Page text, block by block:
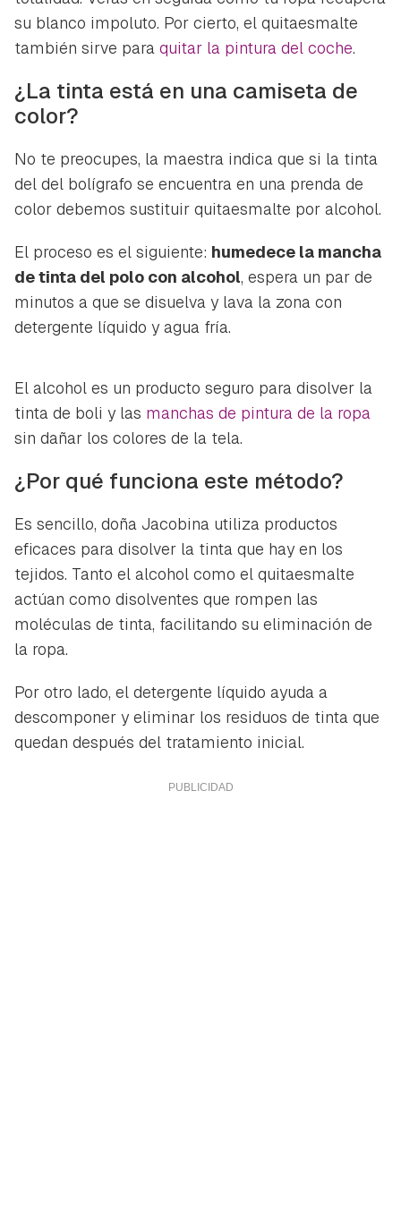
INICIAR SESIÓN CANCELAR
su blanco impoluto. Por cierto, el quitaesmalte
también sirve para quitar la pintura del coche.
¿La tinta está en una camiseta de
color?
No te preocupes, la maestra indica que si la tinta
del del bolígrafo se encuentra en una prenda de
color debemos sustituir quitaesmalte por alcohol.
El proceso es el siguiente: humedece la mancha
de tinta del polo con alcohol, espera un par de
minutos a que se disuelva y lava la zona con
detergente líquido y agua fría.
El alcohol es un producto seguro para disolver la
tinta de boli y las manchas de pintura de la ropa
sin dañar los colores de la tela.
¿Por qué funciona este método?
Es sencillo, doña Jacobina utiliza productos
eficaces para disolver la tinta que hay en los
tejidos. Tanto el alcohol como el quitaesmalte
actúan como disolventes que rompen las
moléculas de tinta, facilitando su eliminación de
la ropa.
Por otro lado, el detergente líquido ayuda a
descomponer y eliminar los residuos de tinta que
quedan después del tratamiento inicial.
ACEPTAR